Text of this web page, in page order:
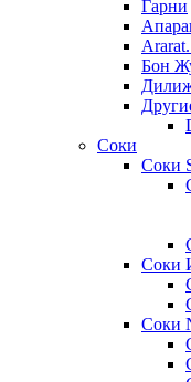
Гарни
Бон
Соки
Соки
Соки
Соки